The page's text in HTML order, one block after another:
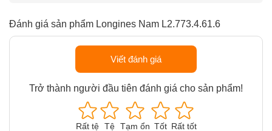
Đánh giá sản phẩm Longines Nam L2.773.4.61.6
Viết đánh giá
Trở thành người đầu tiên đánh giá cho sản phẩm!
Rất tệ Tệ Tạm ổn Tốt Rất tốt